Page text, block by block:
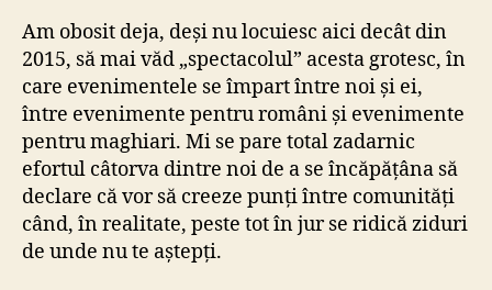
Am obosit deja, deși nu locuiesc aici decât din
2015, să mai văd „spectacolul” acesta grotesc, în
care evenimentele se împart între noi și ei,
între evenimente pentru români și evenimente
pentru maghiari. Mi se pare total zadarnic
efortul câtorva dintre noi de a se încăpățâna să
declare că vor să creeze punți între comunități
când, în realitate, peste tot în jur se ridică ziduri
de unde nu te aștepți.